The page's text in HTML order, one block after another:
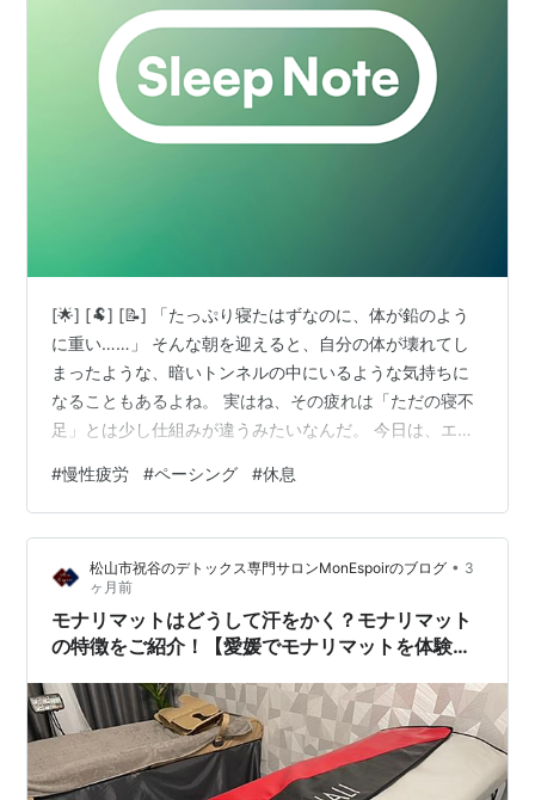
[🌟] [🐏] [📝] 「たっぷり寝たはずなのに、体が鉛のよう
に重い……」 そんな朝を迎えると、自分の体が壊れてし
まったような、暗いトンネルの中にいるような気持ちに
なることもあるよね。 実はね、その疲れは「ただの寝不
足」とは少し仕組みが違うみたいなんだ。 今日は、エネ
なメモをそっと広げてみるね。 [/📝] [🌙] 眠っても取れな
い「特別な疲れ」の正体🌙 なぜ動いた後に「ぐったり」
が続くの？🔍 エネルギーを守る「ペーシング」という休
み方🌱 ① 「7割」の力で立ち止まる ② 活動の間に「こ
まめな空白」を置く ③ 自分の「疲労レベル」を客観視
する 📝…
#慢性疲労 #ペーシング #休息
松山市祝谷のデトックス専門サロンMonEspoirのブログ • 3
ヶ月前
モナリマットはどうして汗をかく？モナリマット
の特徴をご紹介！【愛媛でモナリマットを体験す